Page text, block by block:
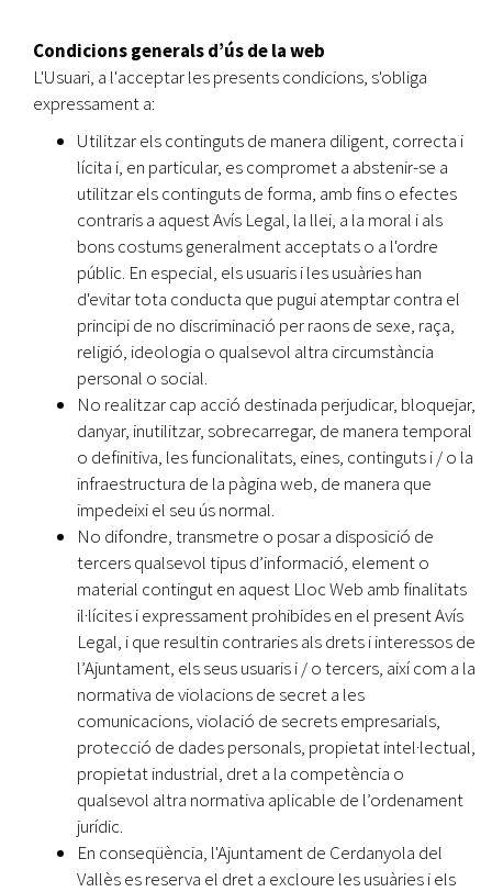
Condicions generals d’ús de la web
L'Usuari, a l'acceptar les presents condicions, s'obliga
expressament a:
Utilitzar els continguts de manera diligent, correcta i
lícita i, en particular, es compromet a abstenir-se a
utilitzar els continguts de forma, amb fins o efectes
contraris a aquest Avís Legal, la llei, a la moral i als
bons costums generalment acceptats o a l'ordre
públic. En especial, els usuaris i les usuàries han
d'evitar tota conducta que pugui atemptar contra el
principi de no discriminació per raons de sexe, raça,
religió, ideologia o qualsevol altra circumstància
personal o social.
No realitzar cap acció destinada perjudicar, bloquejar,
danyar, inutilitzar, sobrecarregar, de manera temporal
o definitiva, les funcionalitats, eines, continguts i / o la
infraestructura de la pàgina web, de manera que
impedeixi el seu ús normal.
No difondre, transmetre o posar a disposició de
tercers qualsevol tipus d’informació, element o
material contingut en aquest Lloc Web amb finalitats
il·lícites i expressament prohibides en el present Avís
Legal, i que resultin contraries als drets i interessos de
l’Ajuntament, els seus usuaris i / o tercers, així com a la
normativa de violacions de secret a les
comunicacions, violació de secrets empresarials,
protecció de dades personals, propietat intel·lectual,
propietat industrial, dret a la competència o
qualsevol altra normativa aplicable de l’ordenament
jurídic.
En conseqüència, l'Ajuntament de Cerdanyola del
Vallès es reserva el dret a excloure les usuàries i els